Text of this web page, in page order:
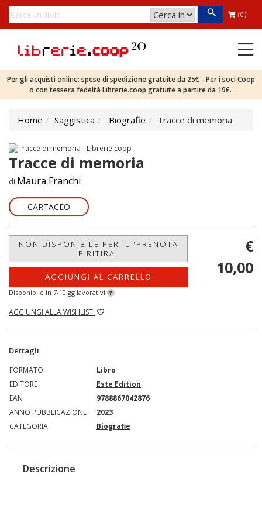
(0)
Per gli acquisti online: spese di spedizione gratuite da 25€ - Per i soci Coop
o con tessera fedeltà Librerie.coop gratuite a partire da 19€.
Home Saggistica Biografie Tracce di memoria
Tracce di memoria
di Maura Franchi
CARTACEO
NON DISPONIBILE PER IL 'PRENOTA
E RITIRA'
AGGIUNGI AL CARRELLO
Disponibile in 7-10 gg lavorativi ?
AGGIUNGI ALLA WISHLIST
€
10,00
Dettagli
FORMATO
Libro
EDITORE
Este Edition
EAN
9788867042876
ANNO PUBBLICAZIONE
2023
CATEGORIA
Biografie
Descrizione